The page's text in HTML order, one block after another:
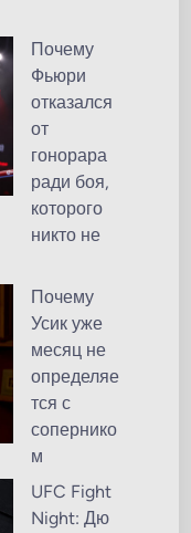
Почему
Фьюри
отказался
от
гонорара
ради боя,
которого
никто не
Почему
Усик уже
месяц не
определяе
тся с
сопернико
м
UFC Fight
Night: Дю